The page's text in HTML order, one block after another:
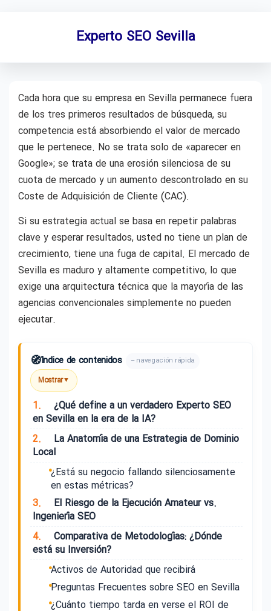
Experto SEO Sevilla
Cada hora que su empresa en Sevilla permanece fuera
de los tres primeros resultados de búsqueda, su
competencia está absorbiendo el valor de mercado
que le pertenece. No se trata solo de «aparecer en
Google»; se trata de una erosión silenciosa de su
cuota de mercado y un aumento descontrolado en su
Coste de Adquisición de Cliente (CAC).
Si su estrategia actual se basa en repetir palabras
clave y esperar resultados, usted no tiene un plan de
crecimiento, tiene una fuga de capital. El mercado de
Sevilla es maduro y altamente competitivo, lo que
exige una arquitectura técnica que la mayoría de las
agencias convencionales simplemente no pueden
ejecutar.
🧭Índice de contenidos – navegación rápida
Mostrar▼
1.
¿Qué define a un verdadero Experto SEO
en Sevilla en la era de la IA?
2.
La Anatomía de una Estrategia de Dominio
Local
¿Está su negocio fallando silenciosamente
en estas métricas?
3.
El Riesgo de la Ejecución Amateur vs.
Ingeniería SEO
4.
Comparativa de Metodologías: ¿Dónde
está su Inversión?
Activos de Autoridad que recibirá
Preguntas Frecuentes sobre SEO en Sevilla
¿Cuánto tiempo tarda en verse el ROI de